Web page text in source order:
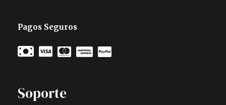
Pagos Seguros
Soporte